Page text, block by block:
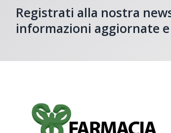
Registrati alla nostra
informazioni aggiornate